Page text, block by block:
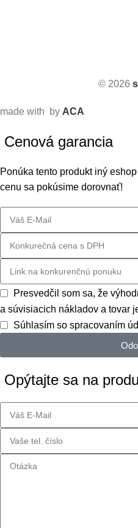
© 2026
made with by ACA
SOLÁRNE
Cenová garancia
Ponúka tento produkt iný
cenu sa pokúsime dorovnať!
Presvedčil som sa, že
a súvisiacich nákladov a tovar
Súhlasím so spracovaním
Opýtajte sa na